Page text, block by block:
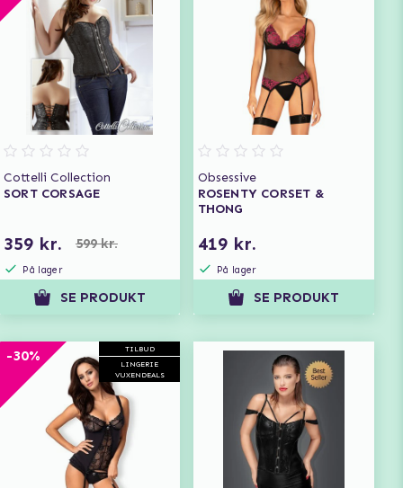
Cottelli Collection
SORT CORSAGE
359 kr. 599 kr.
På lager
SE PRODUKT
Obsessive
ROSENTY CORSET &
THONG
419 kr.
På lager
SE PRODUKT
TILBUD
LINGERIE
VUXENDEALS
-30%